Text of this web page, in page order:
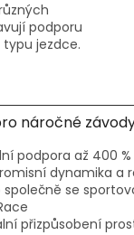
podporu
jezdce.
náročné
podpora až 400
dynamika a
se
přizpůsobení